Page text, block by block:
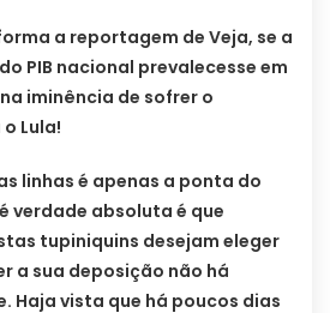
a reportagem de Veja, se a
PIB nacional prevalecesse em
iminência de sofrer o
Lula!
linhas é apenas a ponta do
verdade absoluta é que
tupiniquins desejam eleger
a sua deposição não há
Haja vista que há poucos dias